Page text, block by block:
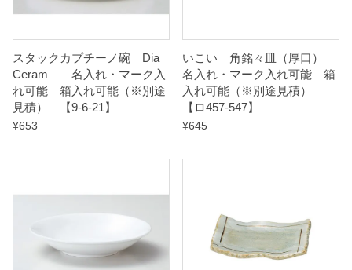
ロ
4
5
7
-
7
スタックカプチーノ碗 Dia
Ceram 名入れ・マーク入
れ可能 箱入れ可能（※別途
見積） 【9-6-21】
¥653
いこい 角銘々皿（厚口）
名入れ・マーク入れ可能 箱
入れ可能（※別途見積）
【ロ457-547】
¥645